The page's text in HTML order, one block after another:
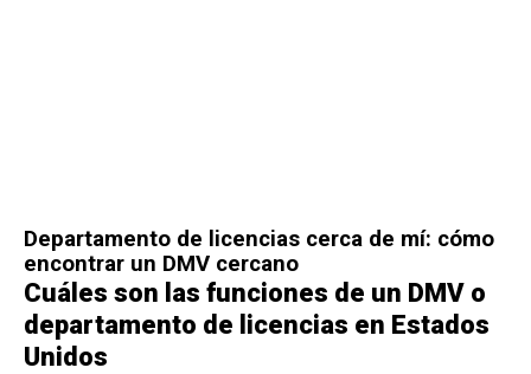
Departamento de licencias cerca de mí: cómo
encontrar un DMV cercano
Cuáles son las funciones de un DMV o
departamento de licencias en Estados
Unidos